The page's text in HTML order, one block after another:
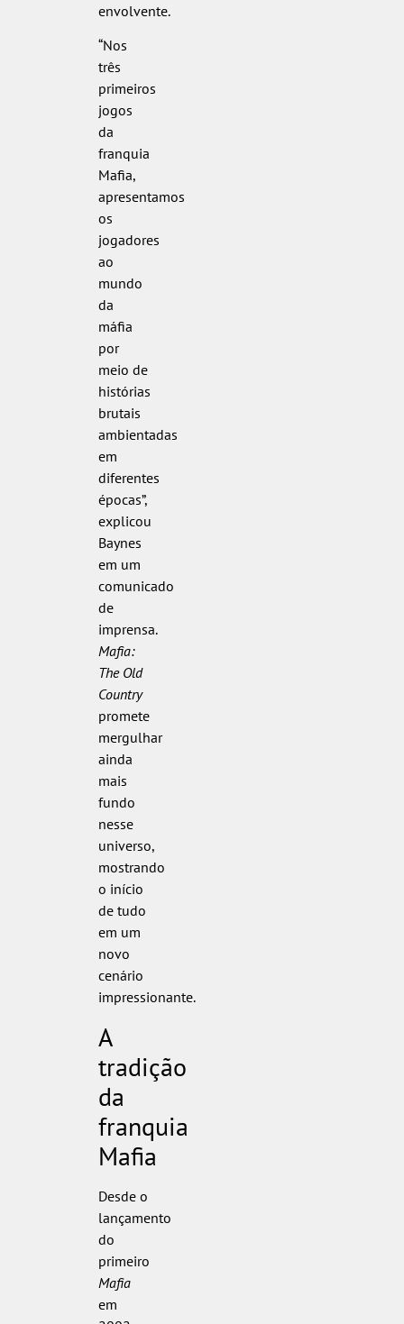
envolvente.
“Nos
três
primeiros
jogos
da
franquia
Mafia,
apresentamos
os
jogadores
ao
mundo
da
máfia
por
meio de
histórias
brutais
ambientadas
em
diferentes
épocas”,
explicou
Baynes
em um
comunicado
de
imprensa.
Mafia:
The Old
Country
promete
mergulhar
ainda
mais
fundo
nesse
universo,
mostrando
o início
de tudo
em um
novo
cenário
impressionante.
A
tradição
da
franquia
Mafia
Desde o
lançamento
do
primeiro
Mafia
em